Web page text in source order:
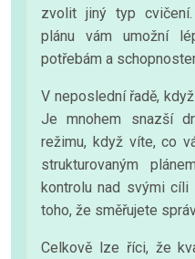
zvolit jiný typ
plánu vám umožní
potřebám a
V neposlední řadě,
Je mnohem snazší
režimu, když víte, co
strukturovaným
kontrolu nad svými
toho, že směřujete
Celkově lze říci, že